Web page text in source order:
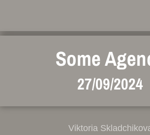
Some
27/09/2024
Viktoria